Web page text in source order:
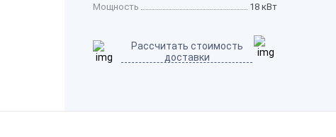
Мощность 18 кВт
Рассчитать стоимость
доставки